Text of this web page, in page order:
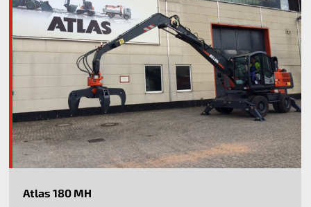
Atlas 180 MH